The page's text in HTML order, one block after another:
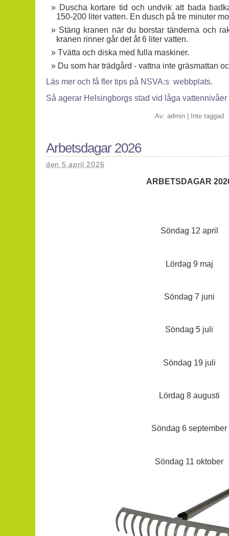
Duscha kortare tid och undvik att bada
150-200 liter vatten. En dusch på tre minuter
Stäng kranen när du borstar tänderna och
kranen rinner går det åt 6 liter vatten.
Tvätta och diska med fulla maskiner.
Du som har trädgård - vattna inte gräsmattan
Läs mer och få fler tips på NSVA:s webbplats.
Så agerar Helsingborgs stad vid låga vattennivåer
Av: admin| Inte taggad
Arbetsdagar 2026
den 5 april 2026
ARBETSDAGAR
Söndag 12 april
Lördag 9 maj
Söndag 7 juni
Söndag 5 juli
Söndag 19 juli
Lördag 8 augusti
Söndag 6 september
Söndag 11 oktober